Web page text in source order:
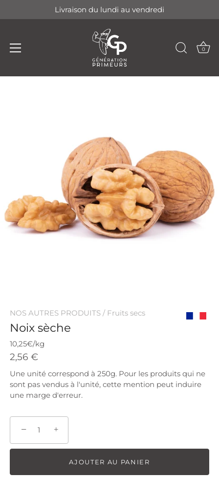
Livraison du lundi au vendredi
0
NOS AUTRES PRODUITS / Fruits secs
Noix sèche
10,25€/kg
2,56 €
Une unité correspond à 250g. Pour les produits qui ne
sont pas vendus à l'unité, cette mention peut induire
une marge d'erreur.
− +
AJOUTER AU PANIER